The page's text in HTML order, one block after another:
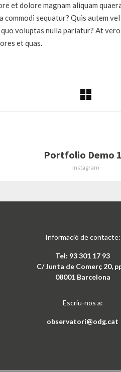
et dolore magnam aliquam
sequatur? Quis autem
voluptas nulla pariatur? At
et quas.
Portfolio Demo
Instagram
Informació de contacte:
Tel: 93 301 17 93
C/ Junta de Comerç 20,
08001 Barcelona
Escriu-nos a:
observatori@odg.cat